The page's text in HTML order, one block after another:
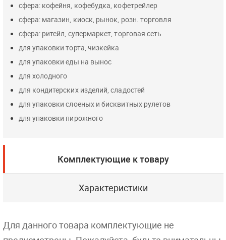
сфера: кофейня, кофебудка, кофетрейлер
сфера: магазин, киоск, рынок, розн. торговля
сфера: ритейл, супермаркет, торговая сеть
для упаковки торта, чизкейка
для упаковки еды на вынос
для холодного
для кондитерских изделий, сладостей
для упаковки слоеных и бисквитных рулетов
для упаковки пирожного
Комплектующие к товару
Характеристики
Для данного товара комплектующие не